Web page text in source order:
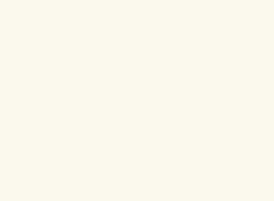
sitio web. Almacenan
es agregada y, por lo
de su navegador y